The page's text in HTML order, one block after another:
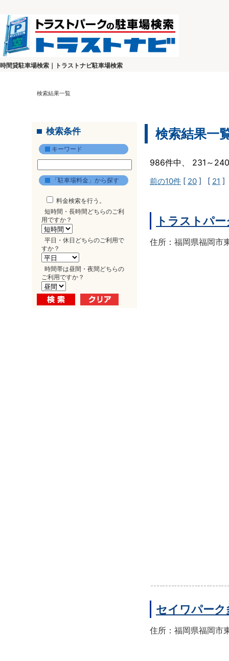
時間貸駐車場検索｜トラストナビ駐車場検索
検索結果一覧
検索条件
キーワード
「駐車場料金」から探す
料金検索を行う。
短時間・長時間どちらのご利
用ですか？
平日・休日どちらのご利用で
すか？
時間帯は昼間・夜間どちらの
ご利用ですか？
検索結果一
986件中、 231～
前の10件 [ 20 ] [ 21 ]
トラストパ
住所：福岡県福岡市
セイワパーク
住所：福岡県福岡市